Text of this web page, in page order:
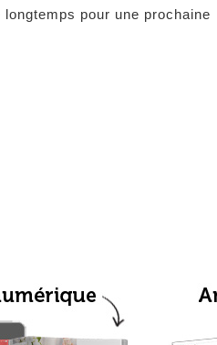
pour une prochaine